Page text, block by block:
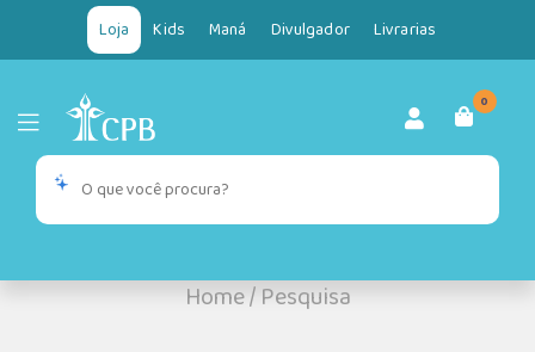
Loja Kids Maná Divulgador Livrarias
0
Home/Pesquisa